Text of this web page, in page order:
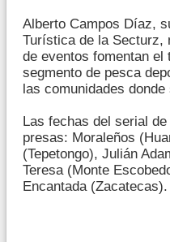
Alberto Campos Díaz,
Turística de la Secturz,
de eventos fomentan el
segmento de pesca
las comunidades
Las fechas del serial
presas: Moraleños
(Tepetongo), Julián
Teresa (Monte
Encantada (Zacatecas).